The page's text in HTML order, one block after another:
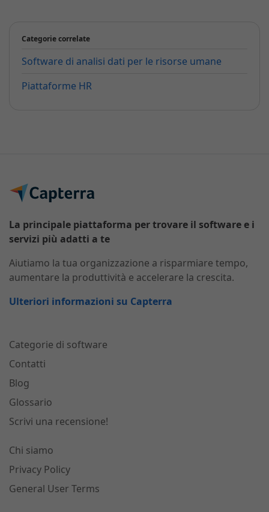
Categorie correlate
Software di analisi dati per le risorse umane
Piattaforme HR
La principale piattaforma per trovare il software e i
servizi più adatti a te
Aiutiamo la tua organizzazione a risparmiare tempo,
aumentare la produttività e accelerare la crescita.
Ulteriori informazioni su Capterra
Categorie di software
Contatti
Blog
Glossario
Scrivi una recensione!
Chi siamo
Privacy Policy
General User Terms